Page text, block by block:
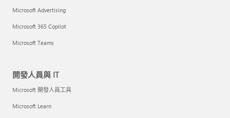
Microsoft Advertising
Microsoft 365 Copilot
Microsoft Teams
開發人員與 IT
Microsoft 開發人員工具
Microsoft Learn